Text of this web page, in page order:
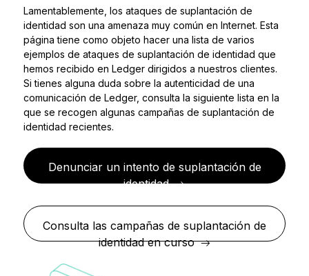
Accesorios
Soluciones de Recuperación
Ediciones limitadas
Ver todos los productos
Lamentablemente, los ataques de suplantación de
identidad son una amenaza muy común en Internet. Esta
página tiene como objeto hacer una lista de varios
ejemplos de ataques de suplantación de identidad que
hemos recibido en Ledger dirigidos a nuestros clientes.
Si tienes alguna duda sobre la autenticidad de una
comunicación de Ledger, consulta la siguiente lista en la
que se recogen algunas campañas de suplantación de
identidad recientes.
Denunciar un intento de suplantación de
identidad
Consulta las campañas de suplantación de
identidad en curso